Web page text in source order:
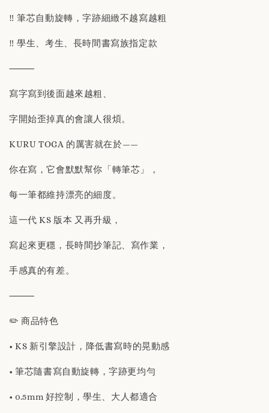
‼️ 筆芯自動旋轉，字跡細緻不越寫越粗
‼️ 學生、考生、長時間書寫族指定款
⸻
寫字寫到後面越來越粗、
字開始歪掉真的會讓人很煩。
KURU TOGA 的厲害就在於——
你在寫，它會默默幫你「轉筆芯」，
每一筆都維持漂亮的細度。
這一代 KS 版本 又再升級，
寫起來更穩，長時間抄筆記、寫作業，
手感真的有差。
⸻
✏️ 商品特色
• KS 新引擎設計，降低書寫時的晃動感
• 筆芯隨書寫自動旋轉，字跡更均勻
• 0.5mm 好控制，學生、大人都適合